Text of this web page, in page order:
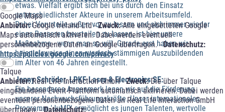
Google Maps
Anbieter:Google Ireland Ltd -Zweck:Alle eingebetteten Google
Maps automatisch aktiveren. Dabei werden eventuell
personenbezogene Daten an Google übertragen. -Datenschutz:
https://policies.google.com/privacy
Talque
Anbieter:Real Life Interaction GmbH -Zweck:Die über Talque
eingebundene Event-Plattform automatisch aktivieren. Dabei werden
eventuell personenbezogene Daten an Real Life Interaction GmbH
übertragen. -Datenschutz:
etwas. Vielfalt ergibt sich bei uns durch den Einsatz
unterschiedlichster Akteure in unserem Arbeitsumfeld.
Dabei Vorurteile außen vor zu lassen und sich immer wieder
eines Besseren beurteilen zu lassen, ist hier unsere
Maßnahme - wenn man so will. Gerade erst haben wir
beispielsweise einen russisch-stämmigen Auszubildenden
im Alter von 46 Jahren eingestellt.
Jenny Schröder, LPKF Laser & Electronics SE:
Ein besonderes Augenmerk legen wir auf die Förderung
unserer Nachwuchsführungskräfte. Unser internationales
Programm 'JuMP' ermöglicht es jungen Talenten, wertvolle